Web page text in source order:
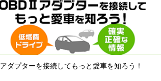
アダプターを接続してもっと愛車を知ろう！